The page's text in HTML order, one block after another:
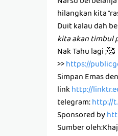
hilangkan kita
Duit kalau dah
kita akan timbul
Nak Tahu lagi ;🥰
>>https://
Simpan Emas
linkhttp://
telegram:http://
Sponsored by
Sumber